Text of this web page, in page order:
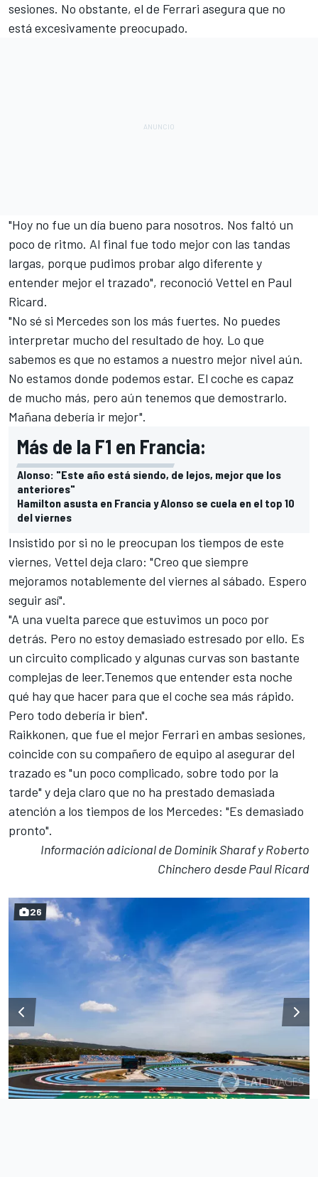
sesiones. No obstante, el de Ferrari asegura que no
está excesivamente preocupado.
"Hoy no fue un día bueno para nosotros. Nos faltó un
poco de ritmo. Al final fue todo mejor con las tandas
largas, porque pudimos probar algo diferente y
entender mejor el trazado", reconoció Vettel en Paul
Ricard.
"No sé si Mercedes son los más fuertes. No puedes
interpretar mucho del resultado de hoy. Lo que
sabemos es que no estamos a nuestro mejor nivel aún.
No estamos donde podemos estar. El coche es capaz
de mucho más, pero aún tenemos que demostrarlo.
Mañana debería ir mejor".
Más de la F1 en Francia:
Alonso: "Este año está siendo, de lejos, mejor que los
anteriores"
Hamilton asusta en Francia y Alonso se cuela en el top 10
del viernes
Insistido por si no le preocupan los tiempos de este
viernes, Vettel deja claro: "Creo que siempre
mejoramos notablemente del viernes al sábado. Espero
seguir así".
"A una vuelta parece que estuvimos un poco por
detrás. Pero no estoy demasiado estresado por ello. Es
un circuito complicado y algunas curvas son bastante
complejas de leer.Tenemos que entender esta noche
qué hay que hacer para que el coche sea más rápido.
Pero todo debería ir bien".
Raikkonen, que fue el mejor Ferrari en ambas sesiones,
coincide con su compañero de equipo al asegurar del
trazado es "un poco complicado, sobre todo por la
tarde" y deja claro que no ha prestado demasiada
atención a los tiempos de los Mercedes: "Es demasiado
pronto".
Información adicional de Dominik Sharaf y Roberto
Chinchero desde Paul Ricard
26